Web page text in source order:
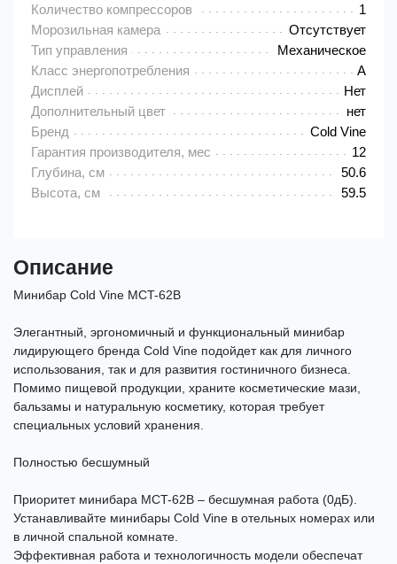
Количество компрессоров
1
Морозильная камера
Отсутствует
Тип управления
Механическое
Класс энергопотребления
A
Дисплей
Нет
Дополнительный цвет
нет
Бренд
Cold Vine
Гарантия производителя, мес
12
Глубина, см
50.6
Высота, см
59.5
Описание
Минибар Cold Vine MCT-62B
Элегантный, эргономичный и функциональный минибар
лидирующего бренда Cold Vine подойдет как для личного
использования, так и для развития гостиничного бизнеса.
Помимо пищевой продукции, храните косметические мази,
бальзамы и натуральную косметику, которая требует
специальных условий хранения.
Полностью бесшумный
Приоритет минибара MCT-62B – бесшумная работа (0дБ).
Устанавливайте минибары Cold Vine в отельных номерах или
в личной спальной комнате.
Эффективная работа и технологичность модели обеспечат